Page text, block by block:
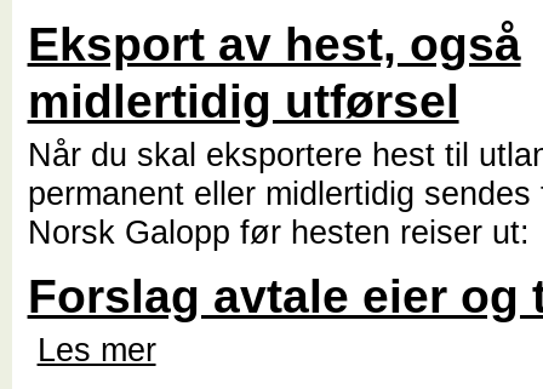
Eksport av hest, også
midlertidig utførsel
Når du skal eksportere hest til
permanent eller midlertidig sendes
Norsk Galopp før hesten reiser
Forslag avtale eier og
Les mer